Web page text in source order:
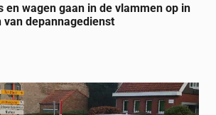
en wagen gaan in de vlammen op in
van depannagedienst